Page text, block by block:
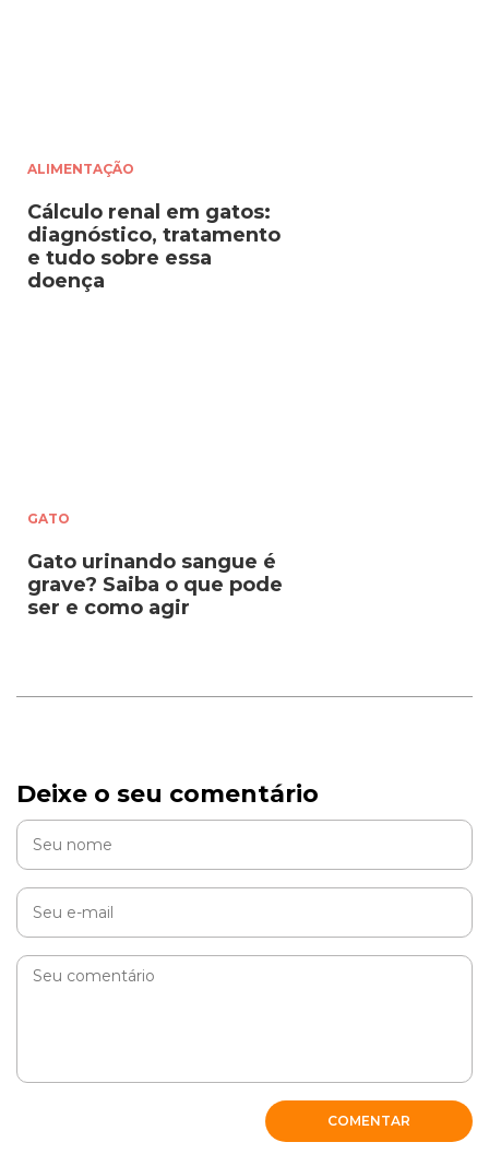
ALIMENTAÇÃO
Cálculo renal em gatos:
diagnóstico, tratamento
e tudo sobre essa
doença
GATO
Gato urinando sangue é
grave? Saiba o que pode
ser e como agir
Deixe o seu comentário
COMENTAR